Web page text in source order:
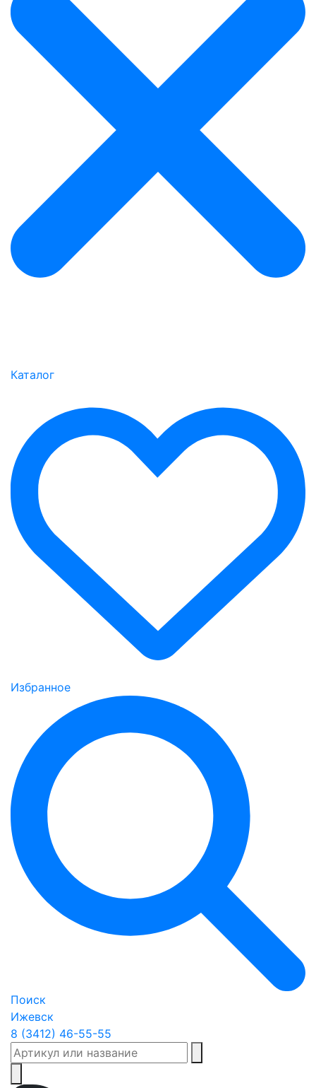
Каталог
Избранное
Поиск
Ижевск
8 (3412) 46-55-55